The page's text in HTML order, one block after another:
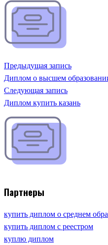
Предыдущая запись
Диплом о высшем
Следующая запись
Диплом купить казань
Партнеры
купить диплом о среднем
купить диплом с реестром
куплю диплом